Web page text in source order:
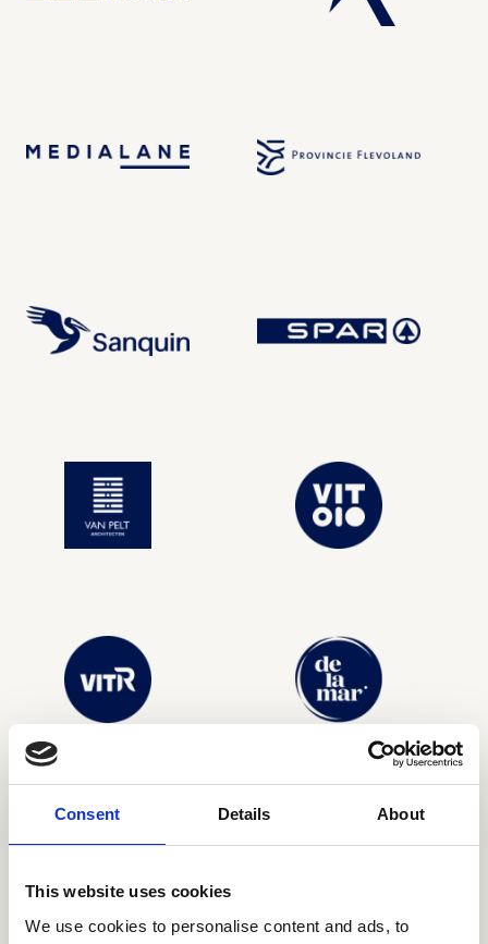
Consent Details About
This website uses cookies
We use cookies to personalise content and ads, to